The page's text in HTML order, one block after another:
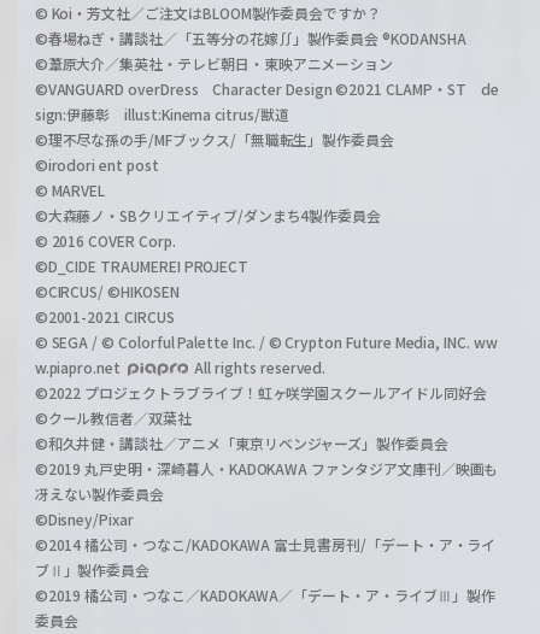
© Koi・芳文社／ご注文はBLOOM製作委員会ですか？
©春場ねぎ・講談社／「五等分の花嫁∬」製作委員会 ®KODANSHA
©葦原大介／集英社・テレビ朝日・東映アニメーション
©VANGUARD overDress Character Design ©2021 CLAMP・ST de
sign:伊藤彰 illust:Kinema citrus/獣道
©理不尽な孫の手/MFブックス/「無職転生」製作委員会
©irodori ent post
© MARVEL
©大森藤ノ・SBクリエイティブ/ダンまち4製作委員会
© 2016 COVER Corp.
©D_CIDE TRAUMEREI PROJECT
©CIRCUS/ ©HIKOSEN
©2001-2021 CIRCUS
© SEGA / © Colorful Palette Inc. / © Crypton Future Media, INC. ww
w.piapro.net
All rights reserved.
©2022 プロジェクトラブライブ！虹ヶ咲学園スクールアイドル同好会
©クール教信者／双葉社
©和久井健・講談社／アニメ「東京リベンジャーズ」製作委員会
©2019 丸戸史明・深崎暮人・KADOKAWA ファンタジア文庫刊／映画も
冴えない製作委員会
©Disney/Pixar
©2014 橘公司・つなこ/KADOKAWA 富士見書房刊/「デート・ア・ライ
ブⅡ」製作委員会
©2019 橘公司・つなこ／KADOKAWA／「デート・ア・ライブⅢ」製作
委員会